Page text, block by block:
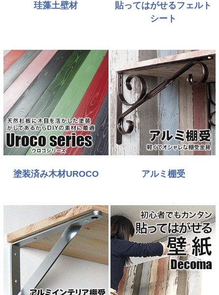
珪藻土壁材
貼ってはがせるフェルト
シート
塗装済み木材UROCO アルミ棚受